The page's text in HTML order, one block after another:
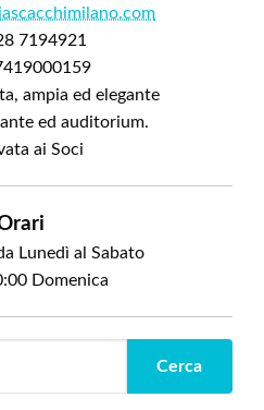
7194921
ampia ed elegante
ed auditorium.
ai Soci
Lunedì al Sabato
Domenica